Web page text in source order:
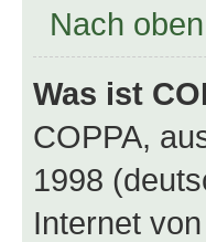
Nach oben
Was ist
COPPA,
1998
Internet